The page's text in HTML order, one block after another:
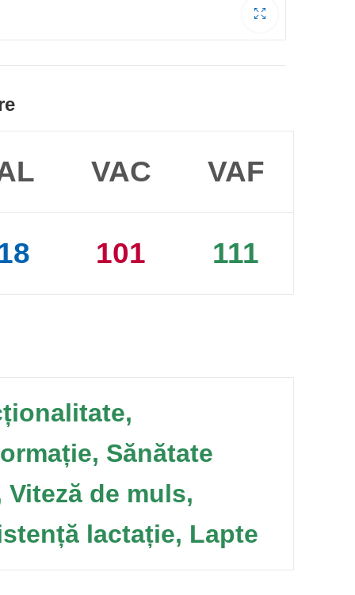
VAC VAF
101 111
Sănătate
Viteză de muls,
lactație, Lapte